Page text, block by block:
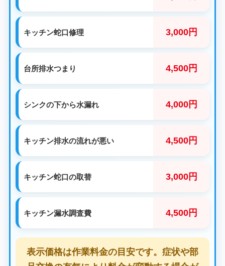
キッチン蛇口修理 3,000円
台所排水つまり 4,500円
シンクの下から水漏れ 4,000円
キッチン排水の流れが悪い 4,500円
キッチン蛇口の取替 3,000円
キッチン漏水調査費 4,500円
表示価格は作業料金の目安です。症状や部